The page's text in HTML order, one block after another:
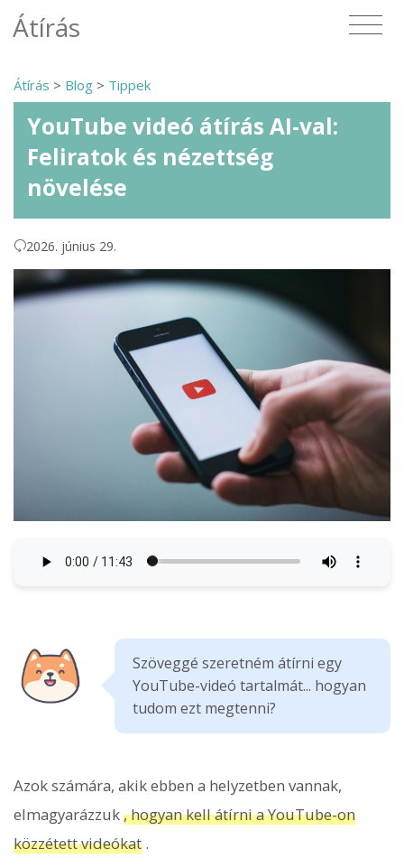
Átírás
Átírás > Blog > Tippek
YouTube videó átírás AI-val:
Feliratok és nézettség
növelése
2026. június 29.
Szöveggé szeretném átírni egy
YouTube-videó tartalmát... hogyan
tudom ezt megtenni?
Azok számára, akik ebben a helyzetben vannak,
elmagyarázzuk, hogyan kell átírni a YouTube-on
közzétett videókat .